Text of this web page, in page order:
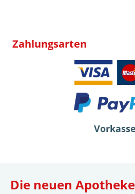
Zahlungsarten
Vorkasse
Die neuen